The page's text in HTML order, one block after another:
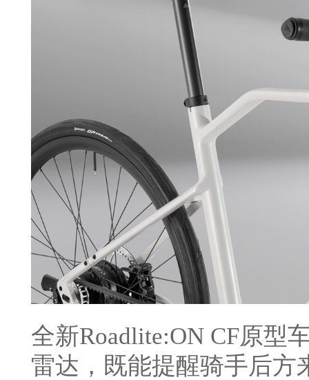
全新Roadlite:ON CF原型
雷达，既能提醒骑手后方